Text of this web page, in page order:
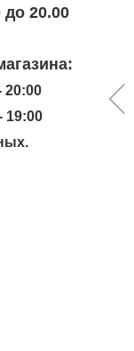
20.00
20:00
19:00